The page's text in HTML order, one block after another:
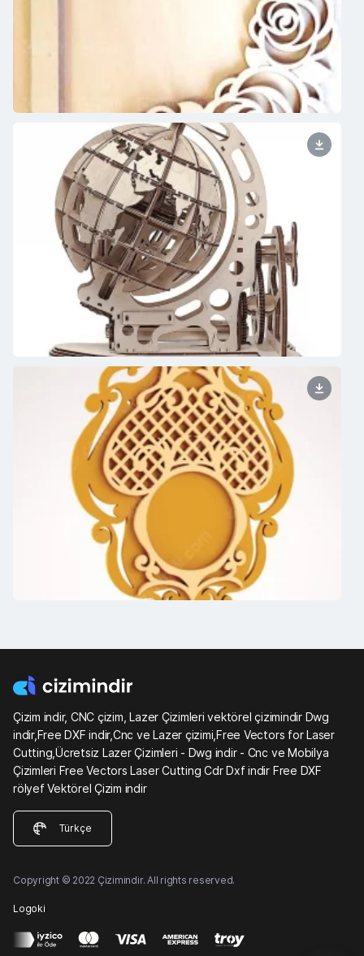
Çizim indir, CNC çizim, Lazer Çizimleri vektörel çizimindir Dwg
indir,Free DXF indir,Cnc ve Lazer çizimi,Free Vectors for Laser
Cutting,Ücretsiz Lazer Çizimleri - Dwg indir - Cnc ve Mobilya
Çizimleri Free Vectors Laser Cutting Cdr Dxf indir Free DXF
rölyef Vektörel Çizim indir
Türkçe
Copyright © 2022 Çizimindir. All rights reserved.
Logoki